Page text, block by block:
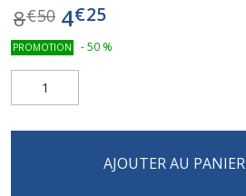
8€50 4€25
PROMOTION -50 %
AJOUTER AU PANIER